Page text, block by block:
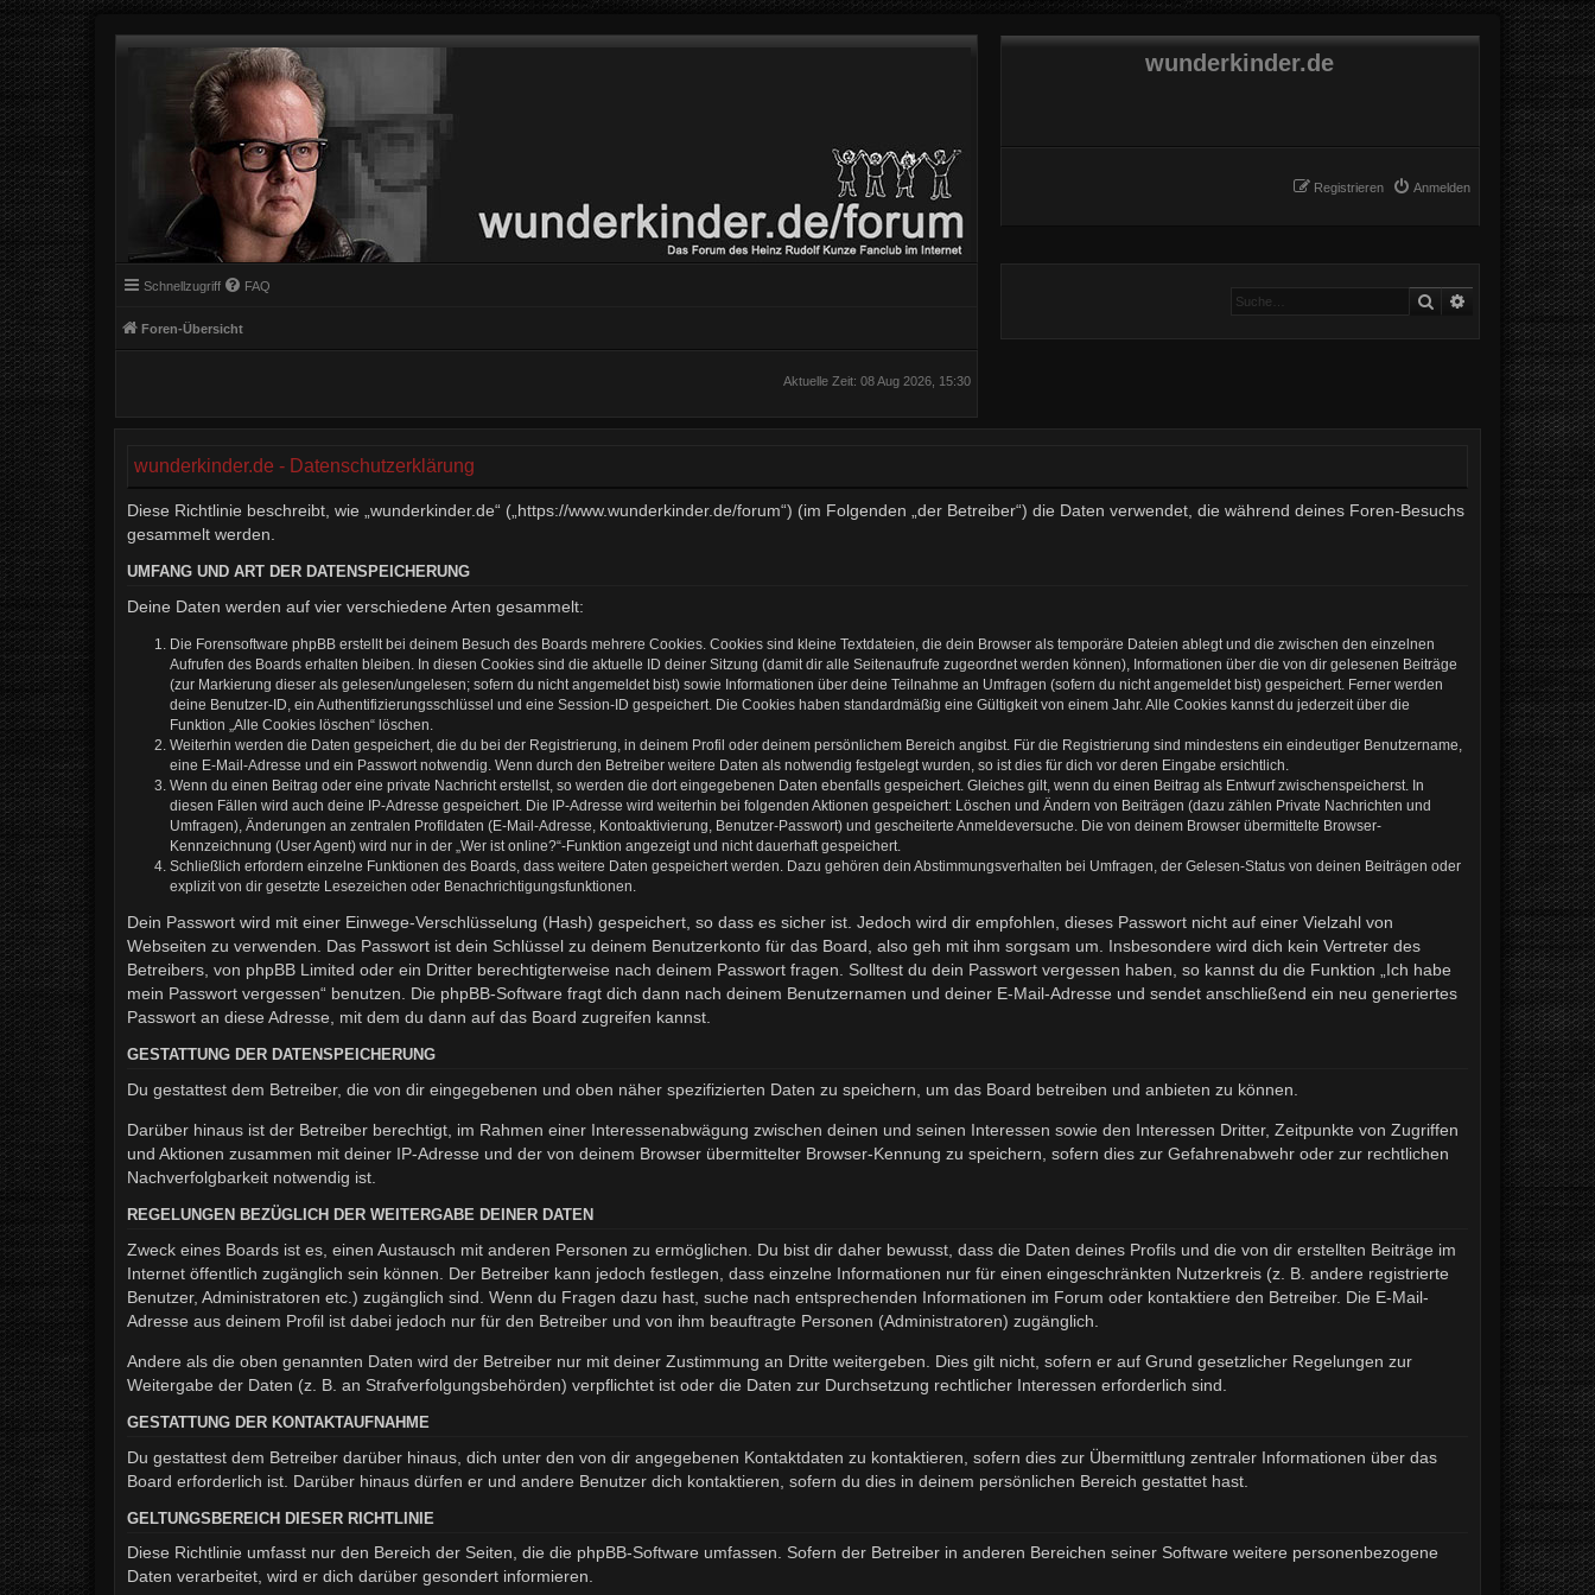
wunderkinder.de
Anmelden
Registrieren
Schnellzugriff FAQ
Foren-Übersicht
Suche Erweiterte Suche
Aktuelle Zeit: 08 Aug 2026, 15:30
wunderkinder.de - Datenschutzerklärung
Diese Richtlinie beschreibt, wie „wunderkinder.de“ („https://www.wunderkinder.de/forum“) (im Folgenden „der Betreiber“) die Daten verwendet, die während deines Foren-Besuchs
gesammelt werden.
UMFANG UND ART DER DATENSPEICHERUNG
Deine Daten werden auf vier verschiedene Arten gesammelt:
Die Forensoftware phpBB erstellt bei deinem Besuch des Boards mehrere Cookies. Cookies sind kleine Textdateien, die dein Browser als temporäre Dateien ablegt und die zwischen den einzelnen
Aufrufen des Boards erhalten bleiben. In diesen Cookies sind die aktuelle ID deiner Sitzung (damit dir alle Seitenaufrufe zugeordnet werden können), Informationen über die von dir gelesenen Beiträge
(zur Markierung dieser als gelesen/ungelesen; sofern du nicht angemeldet bist) sowie Informationen über deine Teilnahme an Umfragen (sofern du nicht angemeldet bist) gespeichert. Ferner werden
deine Benutzer-ID, ein Authentifizierungsschlüssel und eine Session-ID gespeichert. Die Cookies haben standardmäßig eine Gültigkeit von einem Jahr. Alle Cookies kannst du jederzeit über die
Funktion „Alle Cookies löschen“ löschen.
Weiterhin werden die Daten gespeichert, die du bei der Registrierung, in deinem Profil oder deinem persönlichem Bereich angibst. Für die Registrierung sind mindestens ein eindeutiger Benutzername,
eine E-Mail-Adresse und ein Passwort notwendig. Wenn durch den Betreiber weitere Daten als notwendig festgelegt wurden, so ist dies für dich vor deren Eingabe ersichtlich.
Wenn du einen Beitrag oder eine private Nachricht erstellst, so werden die dort eingegebenen Daten ebenfalls gespeichert. Gleiches gilt, wenn du einen Beitrag als Entwurf zwischenspeicherst. In
diesen Fällen wird auch deine IP-Adresse gespeichert. Die IP-Adresse wird weiterhin bei folgenden Aktionen gespeichert: Löschen und Ändern von Beiträgen (dazu zählen Private Nachrichten und
Umfragen), Änderungen an zentralen Profildaten (E-Mail-Adresse, Kontoaktivierung, Benutzer-Passwort) und gescheiterte Anmeldeversuche. Die von deinem Browser übermittelte Browser-
Kennzeichnung (User Agent) wird nur in der „Wer ist online?“-Funktion angezeigt und nicht dauerhaft gespeichert.
Schließlich erfordern einzelne Funktionen des Boards, dass weitere Daten gespeichert werden. Dazu gehören dein Abstimmungsverhalten bei Umfragen, der Gelesen-Status von deinen Beiträgen oder
explizit von dir gesetzte Lesezeichen oder Benachrichtigungsfunktionen.
Dein Passwort wird mit einer Einwege-Verschlüsselung (Hash) gespeichert, so dass es sicher ist. Jedoch wird dir empfohlen, dieses Passwort nicht auf einer Vielzahl von
Webseiten zu verwenden. Das Passwort ist dein Schlüssel zu deinem Benutzerkonto für das Board, also geh mit ihm sorgsam um. Insbesondere wird dich kein Vertreter des
Betreibers, von phpBB Limited oder ein Dritter berechtigterweise nach deinem Passwort fragen. Solltest du dein Passwort vergessen haben, so kannst du die Funktion „Ich habe
mein Passwort vergessen“ benutzen. Die phpBB-Software fragt dich dann nach deinem Benutzernamen und deiner E-Mail-Adresse und sendet anschließend ein neu generiertes
Passwort an diese Adresse, mit dem du dann auf das Board zugreifen kannst.
GESTATTUNG DER DATENSPEICHERUNG
Du gestattest dem Betreiber, die von dir eingegebenen und oben näher spezifizierten Daten zu speichern, um das Board betreiben und anbieten zu können.
Darüber hinaus ist der Betreiber berechtigt, im Rahmen einer Interessenabwägung zwischen deinen und seinen Interessen sowie den Interessen Dritter, Zeitpunkte von Zugriffen
und Aktionen zusammen mit deiner IP-Adresse und der von deinem Browser übermittelter Browser-Kennung zu speichern, sofern dies zur Gefahrenabwehr oder zur rechtlichen
Nachverfolgbarkeit notwendig ist.
REGELUNGEN BEZÜGLICH DER WEITERGABE DEINER DATEN
Zweck eines Boards ist es, einen Austausch mit anderen Personen zu ermöglichen. Du bist dir daher bewusst, dass die Daten deines Profils und die von dir erstellten Beiträge im
Internet öffentlich zugänglich sein können. Der Betreiber kann jedoch festlegen, dass einzelne Informationen nur für einen eingeschränkten Nutzerkreis (z. B. andere registrierte
Benutzer, Administratoren etc.) zugänglich sind. Wenn du Fragen dazu hast, suche nach entsprechenden Informationen im Forum oder kontaktiere den Betreiber. Die E-Mail-
Adresse aus deinem Profil ist dabei jedoch nur für den Betreiber und von ihm beauftragte Personen (Administratoren) zugänglich.
Andere als die oben genannten Daten wird der Betreiber nur mit deiner Zustimmung an Dritte weitergeben. Dies gilt nicht, sofern er auf Grund gesetzlicher Regelungen zur
Weitergabe der Daten (z. B. an Strafverfolgungsbehörden) verpflichtet ist oder die Daten zur Durchsetzung rechtlicher Interessen erforderlich sind.
GESTATTUNG DER KONTAKTAUFNAHME
Du gestattest dem Betreiber darüber hinaus, dich unter den von dir angegebenen Kontaktdaten zu kontaktieren, sofern dies zur Übermittlung zentraler Informationen über das
Board erforderlich ist. Darüber hinaus dürfen er und andere Benutzer dich kontaktieren, sofern du dies in deinem persönlichen Bereich gestattet hast.
GELTUNGSBEREICH DIESER RICHTLINIE
Diese Richtlinie umfasst nur den Bereich der Seiten, die die phpBB-Software umfassen. Sofern der Betreiber in anderen Bereichen seiner Software weitere personenbezogene
Daten verarbeitet, wird er dich darüber gesondert informieren.